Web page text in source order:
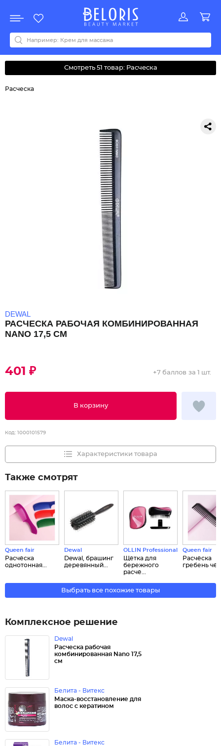
Акции
Все бренды
0-9ABCDEFGHIJKLMNOPQRSTUVWYZАБВДЗИМОКЛНПРСТУФ
Смотреть 51 товар: Расческа
Расческа
DEWAL
РАСЧЕСКА РАБОЧАЯ КОМБИНИРОВАННАЯ
NANO 17,5 СМ
401 ₽
В корзину
+7 баллов за 1 шт.
Код: 1000101579
Характеристики товара
Также смотрят
Queen fair
Расчёска
однотонная...
Dewal
Dewal, брашинг
деревянный...
OLLIN Professional
Щётка для
бережного
расчё...
Queen fair
Расчёска
гребень
Выбрать все похожие товары
Комплексное решение
Dewal
Расческа рабочая
комбинированная Nano 17,5
см
Белита - Витекс
Маска-восстановление для
волос с кератином
Белита - Витекс